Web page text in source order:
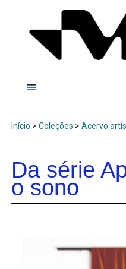
Início > Coleções > Acervo
Da série
o sono